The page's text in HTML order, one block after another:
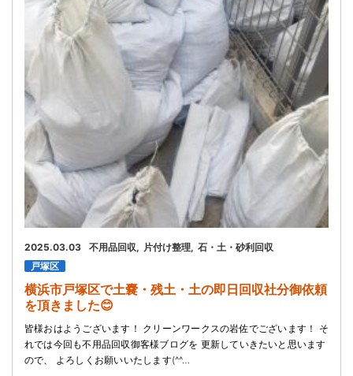
2025.03.03 不用品回収 片付け整理 石・土・砂利回収
戸塚区
横浜市戸塚区で土嚢・残土・土の即日回収社分御依頼
を頂きました😊
皆様おはようございます！ クリーンワークスの岩佐でございます！ そ
れでは今回も不用品回収御客様ブログを 更新していきたいと思います
ので、 よろしくお願いいたします(^^…